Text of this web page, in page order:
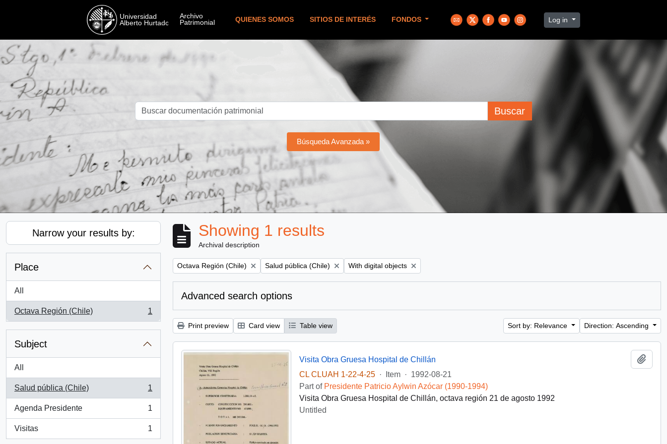
QUIENES SOMOS SITIOS DE INTERÉS FONDOS Log in
Buscar
Búsqueda Avanzada »
Narrow your results by:
Place
All
Octava Región (Chile)
, 1 results
1
Subject
All
Salud pública (Chile)
, 1 results
1
Agenda Presidente
, 1 results
1
Visitas
, 1 results
1
Showing 1 results
Archival description
Remove filter:
Octava Región (Chile) Remove filter:
Salud pública (Chile) Remove filter:
With digital objects
Advanced search options
Print preview Card view Table view Sort by: Relevance Direction: Ascending
Visita Obra Gruesa Hospital de Chillán
CL CLUAH 1-22-4-25
· Item · 1992-08-21
Part of Presidente Patricio Aylwin Azócar (1990-1994)
Visita Obra Gruesa Hospital de Chillán, octava región 21 de agosto 1992
Untitled